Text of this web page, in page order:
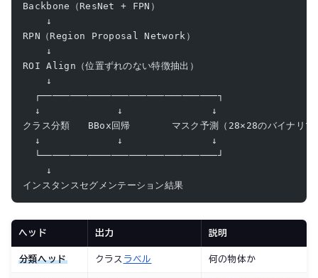
Backbone（ResNet + FPN）
    ↓
RPN（Region Proposal Network）
    ↓
ROI Align（位置ずれのない特徴抽出）
    ↓
  ┌──────────────────────────────┐
  ↓             ↓               ↓
クラス分類   BBox回帰       マスク予測（28×28のバイナリマ
  ↓             ↓               ↓
  └──────────────────────────────┘
    ↓
インスタンスセグメンテーション結果
ヘッド 出力 説明
分類ヘッド クラス ラベル 何の物体か